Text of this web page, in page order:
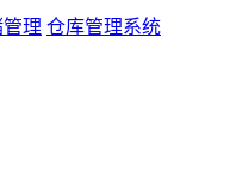
理 仓库管理系统